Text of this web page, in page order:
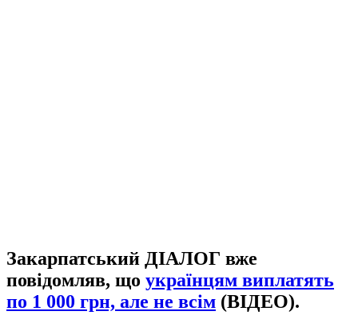
Закарпатський ДІАЛОГ вже
повідомляв, що українцям виплатять
по 1 000 грн, але не всім (ВІДЕО).